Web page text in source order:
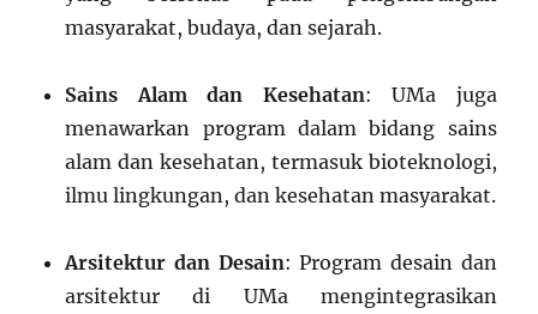
masyarakat, budaya, dan sejarah.
Sains Alam dan Kesehatan: UMa juga
menawarkan program dalam bidang sains
alam dan kesehatan, termasuk bioteknologi,
ilmu lingkungan, dan kesehatan masyarakat.
Arsitektur dan Desain: Program desain dan
arsitektur di UMa mengintegrasikan